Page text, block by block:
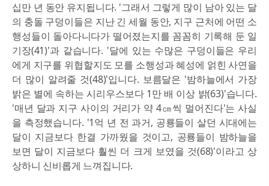
십만 년 동안 유지됩니다. '그래서 그렇게 많이 남아 있는 달
의 충돌 구덩이들은 지난 긴 세월 동안, 지구 근처에 어떤 소
행성들이 돌아다니다가 떨어졌는지를 꼼꼼히 기록해 둔 일
기장(41)'과 같습니다. '달에 있는 수많은 구덩이들은 우리
에게 지구를 위협할지도 모를 소행성과 혜성에 얽힌 사연을
더 많이 알려줄 것(48)'입니다. 보름달은 '밤하늘에서 가장
밝은 별에 속하는 시리우스보다 1만 배 이상 밝(63)'습니다.
'매년 달과 지구 사이의 거리가 약 4㎝씩 멀어진다'는 사실
을 측정했습니다. '1억 년 전 과거, 공룡들이 살던 시대에는
달이 지금보다 한결 가까웠을 것이고, 공룡들이 밤하늘을
보면 달이 지금보다 훨씬 더 크게 보였을 것(68)'이라고 상
상하니 신비롭게 느껴집니다.